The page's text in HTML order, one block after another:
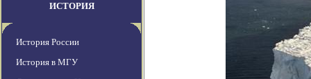
ИСТОРИЯ
История России
История в МГУ